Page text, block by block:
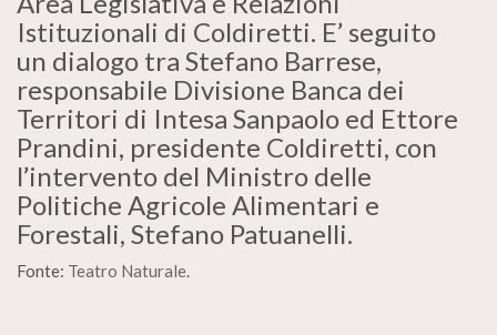
Istituzionali di Coldiretti. E’ seguito
un dialogo tra Stefano Barrese,
responsabile Divisione Banca dei
Territori di Intesa Sanpaolo ed Ettore
Prandini, presidente Coldiretti, con
l’intervento del Ministro delle
Politiche Agricole Alimentari e
Forestali, Stefano Patuanelli.
Fonte: Teatro Naturale.